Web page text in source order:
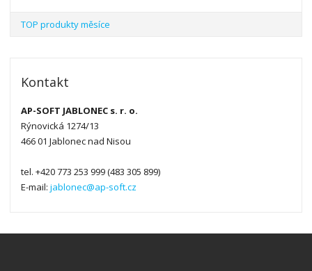
TOP produkty měsíce
Kontakt
AP-SOFT JABLONEC s. r. o.
Rýnovická 1274/13
466 01 Jablonec nad Nisou
tel. +420 773 253 999 (483 305 899)
E-mail:jablonec@ap-soft.cz